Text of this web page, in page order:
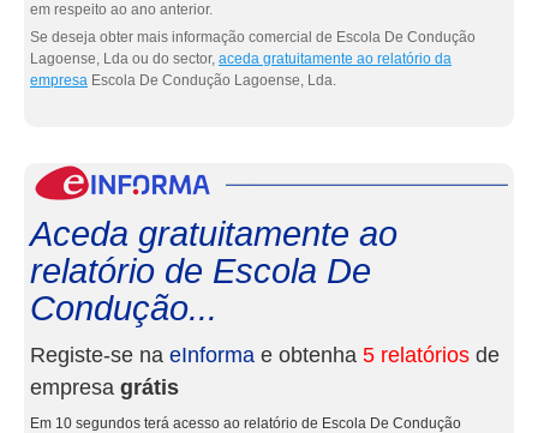
em respeito ao ano anterior.
Se deseja obter mais informação comercial de Escola De Condução
Lagoense, Lda ou do sector, aceda gratuitamente ao relatório da
empresa Escola De Condução Lagoense, Lda.
Aceda gratuitamente ao
relatório de Escola De
Condução...
Registe-se na eInforma e obtenha 5 relatórios de
empresa grátis
Em 10 segundos terá acesso ao relatório de Escola De Condução